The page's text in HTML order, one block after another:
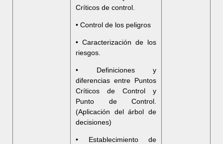
Críticos de control.
• Control de los peligros
• Caracterización de los
riesgos.
• Definiciones y
diferencias entre Puntos
Críticos de Control y
Punto de Control.
(Aplicación del árbol de
decisiones)
• Establecimiento de